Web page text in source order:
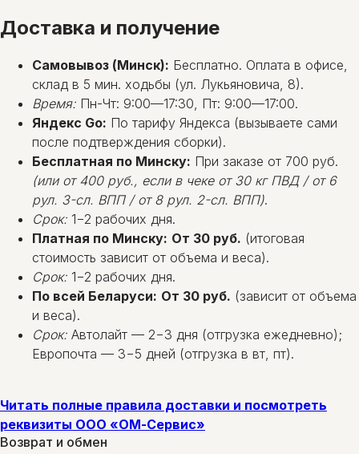
Доставка и получение
Самовывоз (Минск): Бесплатно. Оплата в офисе,
склад в 5 мин. ходьбы (ул. Лукьяновича, 8).
Время: Пн-Чт: 9:00—17:30, Пт: 9:00—17:00.
Яндекс Go: По тарифу Яндекса (вызываете сами
после подтверждения сборки).
Бесплатная по Минску: При заказе от 700 руб.
(или от 400 руб., если в чеке от 30 кг ПВД / от 6
рул. 3-сл. ВПП / от 8 рул. 2-сл. ВПП).
Срок: 1−2 рабочих дня.
Платная по Минску: От 30 руб. (итоговая
стоимость зависит от объема и веса).
Срок: 1−2 рабочих дня.
По всей Беларуси: От 30 руб. (зависит от объема
и веса).
Срок: Автолайт — 2−3 дня (отгрузка ежедневно);
Европочта — 3−5 дней (отгрузка в вт, пт).
Читать полные правила доставки и посмотреть
реквизиты ООО «ОМ-Сервис»
Возврат и обмен